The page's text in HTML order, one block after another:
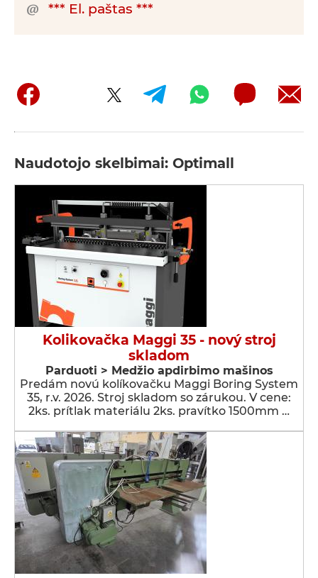
*** El. paštas ***
Naudotojo skelbimai: Optimall
Kolikovačka Maggi 35 - nový stroj
skladom
Parduoti > Medžio apdirbimo mašinos
Predám novú kolíkovačku Maggi Boring System
35, r.v. 2026. Stroj skladom so zárukou. V cene:
2ks. prítlak materiálu 2ks. pravítko 1500mm …